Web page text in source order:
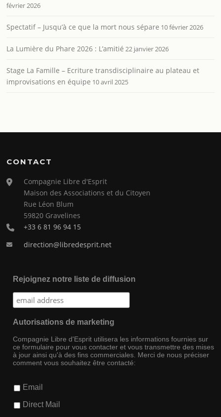
février 2026
Spectatif – Jusqu’à ce que la mort nous sépare 10 février 2026
La Lumière du Phare 2026 : L’amitié 22 janvier 2026
Stage La Famille – Ecriture transdisciplinaire au plateau et
improvisations en équipe 10 avril 2025
CONTACT
Compagnie Libre d'Esprit
Maison des Associations et du Citoyen
Rue Léon Blum
59820 Gravelines
+33 6 81 96 94 15
direction@libredesprit.net
Rejoignez notre liste de diffusion
Autorisations de marketing
Compagnie Libre d'Esprit utilisera les informations fournies sur
ce formulaire pour vous contacter et vous transmettre des mises
à jour ainsi qu'à des fins commerciales. Merci de nous préciser
comment vous souhaitez être contacté:
Email
Direct Mail